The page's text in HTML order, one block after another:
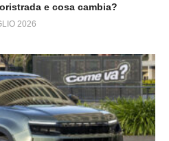
e cosa cambia?
2026